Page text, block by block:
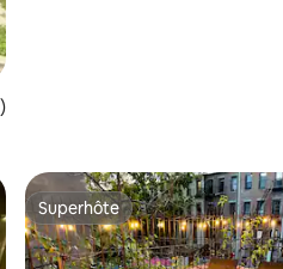
sur la base de 157
Superhôte
Superhôte